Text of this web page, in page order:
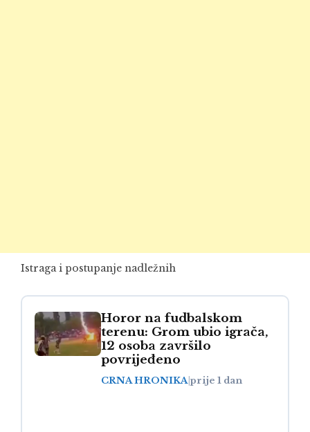
Istraga i postupanje nadležnih
Horor na fudbalskom
terenu: Grom ubio igrača,
12 osoba završilo
povrijeđeno
CRNA HRONIKAprije 1 dan